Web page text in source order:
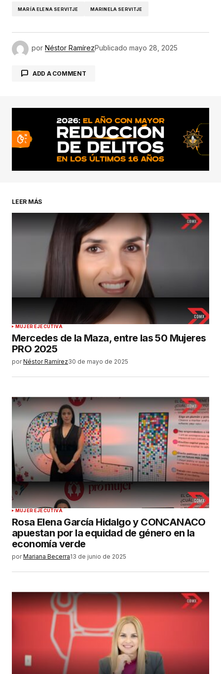
MARÍA ELENA SERVITJE MARINELA SERVITJE
por Néstor RamírezPublicado mayo 28, 2025
ADD A COMMENT
conectado
LEER MÁS
MUJER EJECUTIVA
Mercedes de la Maza, entre las 50 Mujeres
PRO 2025
por Néstor Ramírez30 de mayo de 2025
MUJER EJECUTIVA
Rosa Elena García Hidalgo y CONCANACO
apuestan por la equidad de género en la
economía verde
por Mariana Becerra13 de junio de 2025